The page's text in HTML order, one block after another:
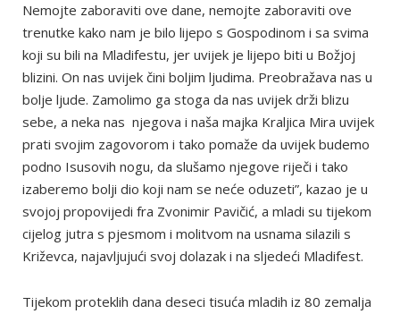
Nemojte zaboraviti ove dane, nemojte zaboraviti ove
trenutke kako nam je bilo lijepo s Gospodinom i sa svima
koji su bili na Mladifestu, jer uvijek je lijepo biti u Božjoj
blizini. On nas uvijek čini boljim ljudima. Preobražava nas u
bolje ljude. Zamolimo ga stoga da nas uvijek drži blizu
sebe, a neka nas njegova i naša majka Kraljica Mira uvijek
prati svojim zagovorom i tako pomaže da uvijek budemo
podno Isusovih nogu, da slušamo njegove riječi i tako
izaberemo bolji dio koji nam se neće oduzeti”, kazao je u
svojoj propovijedi fra Zvonimir Pavičić, a mladi su tijekom
cijelog jutra s pjesmom i molitvom na usnama silazili s
Križevca, najavljujući svoj dolazak i na sljedeći Mladifest.
Tijekom proteklih dana deseci tisuća mladih iz 80 zemalja